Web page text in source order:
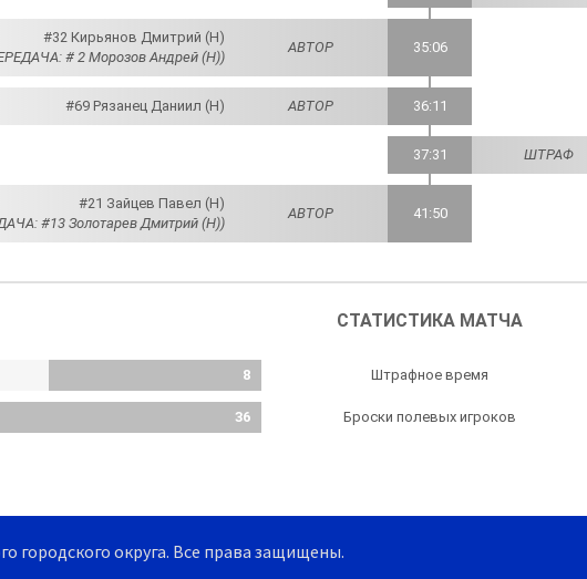
#32 Кирьянов Дмитрий (Н)
# 2 Морозов Андрей (Н))
АВТОР 35:06
#69 Рязанец Даниил (Н) АВТОР 36:11
37:31 ШТРАФ
#21 Зайцев Павел (Н)
#13 Золотарев Дмитрий (Н))
АВТОР 41:50
СТАТИСТИКА МАТЧА
8 Штрафное время
36 Броски полевых игроков
городского округа. Все права защищены.